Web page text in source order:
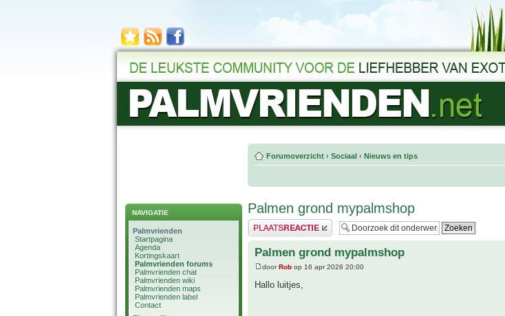
NAVIGATIE
Palmvrienden
Startpagina
Agenda
Kortingskaart
Palmvrienden forums
Palmvrienden chat
Palmvrienden wiki
Palmvrienden maps
Palmvrienden label
Contact
Forumoverzicht ‹ Sociaal ‹ Nieuws en tips
Palmen grond mypalmshop
Plaats een reactie
Palmen grond mypalmshop
doorRob op 16 apr 2026 20:00
Hallo luitjes,